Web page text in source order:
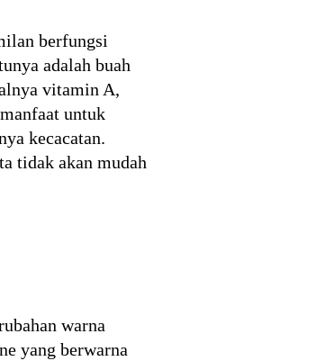
berfungsi
adalah buah
vitamin A,
untuk
kecacatan.
tidak akan mudah
warna
yang berwarna